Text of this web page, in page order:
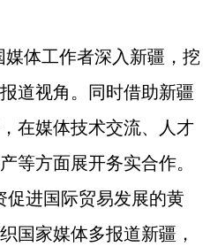
媒体工作者深入新疆，挖
道视角。同时借助新疆
在媒体技术交流、人才
等方面展开务实合作。
促进国际贸易发展的黄
国家媒体多报道新疆，